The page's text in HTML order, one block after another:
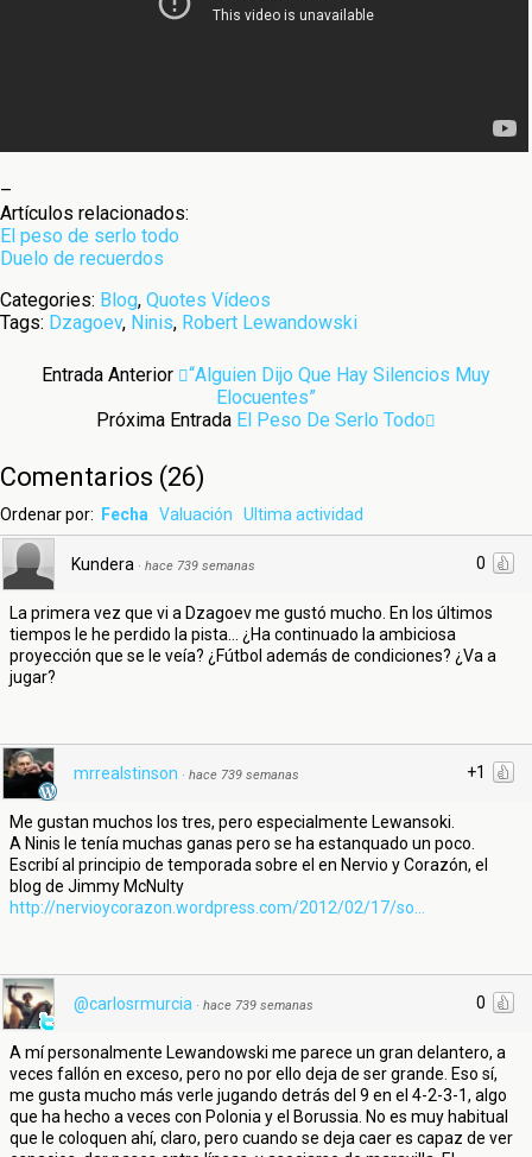
–
Artículos relacionados:
El peso de serlo todo
Duelo de recuerdos
Categories: Blog, Quotes Vídeos
Tags: Dzagoev, Ninis, Robert Lewandowski
Entrada Anterior
“Alguien Dijo Que Hay Silencios Muy
Elocuentes”
Próxima Entrada El Peso De Serlo Todo
Comentarios (26)
Ordenar por: Fecha Valuación Ultima actividad
0
Kundera · hace 739 semanas
La primera vez que vi a Dzagoev me gustó mucho. En los últimos
tiempos le he perdido la pista... ¿Ha continuado la ambiciosa
proyección que se le veía? ¿Fútbol además de condiciones? ¿Va a
jugar?
+1
mrrealstinson · hace 739 semanas
Me gustan muchos los tres, pero especialmente Lewansoki.
A Ninis le tenía muchas ganas pero se ha estanquado un poco.
Escribí al principio de temporada sobre el en Nervio y Corazón, el
blog de Jimmy McNulty
http://nervioycorazon.wordpress.com/2012/02/17/so...
0
@carlosrmurcia · hace 739 semanas
A mí personalmente Lewandowski me parece un gran delantero, a
veces fallón en exceso, pero no por ello deja de ser grande. Eso sí,
me gusta mucho más verle jugando detrás del 9 en el 4-2-3-1, algo
que ha hecho a veces con Polonia y el Borussia. No es muy habitual
que le coloquen ahí, claro, pero cuando se deja caer es capaz de ver